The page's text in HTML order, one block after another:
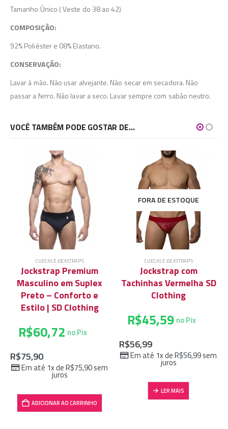
Tamanho Único ( Veste do 38 ao 42)
COMPOSIÇÃO:
92% Poliéster e 08% Elastano.
CONSERVAÇÃO:
Lavar à mão. Não usar alvejante. Não secar em secadora. Não
passar a ferro. Não lavar a seco. Lavar sempre com sabão neutro.
VOCÊ TAMBÉM PODE GOSTAR DE…
CUECAS E JOCKSTRAP'S
Jockstrap Premium
Masculino em Suplex
Preto – Conforto e
Estilo | SD Clothing
R$75,90
Em até 1x deR$75,90sem
juros
R$60,72 no Pix
ADICIONAR AO CARRINHO
FORA DE ESTOQUE
CUECAS E JOCKSTRAP'S
Jockstrap com
Tachinhas Vermelha SD
Clothing
R$56,99
Em até 1x deR$56,99sem
juros
R$45,59 no Pix
LER MAIS